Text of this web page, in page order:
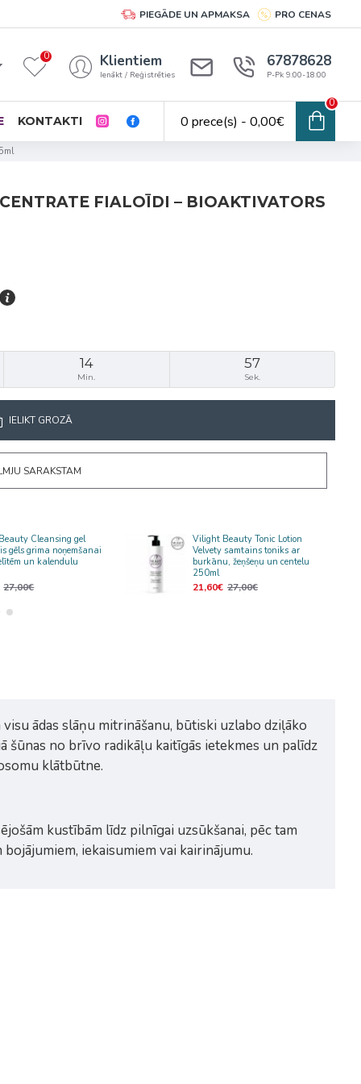
PIEGĀDE UN APMAKSA PRO CENAS
0 Klientiem
Ienākt / Reģistrēties
67878628
P-Pk 9:00-18:00
KONTAKTI 0 prece(s) - 0,00€
0
FIALOĪDI – BIOAKTIVATORS
14
Min.
57
Sek.
IELIKT GROZĀ
SARAKSTAM
Cleansing gel
gēls grima noņemšanai
un kalendulu
27,00€
Vilight Beauty Tonic Lotion
Velvety samtains toniks ar
burkānu, žeņšeņu un centelu
250ml
21,60€ 27,00€
ādas slāņu mitrināšanu, būtiski uzlabo dziļāko
šūnas no brīvo radikāļu kaitīgās ietekmes un palīdz
klātbūtne.
kustībām līdz pilnīgai uzsūkšanai, pēc tam
iekaisumiem vai kairinājumu.